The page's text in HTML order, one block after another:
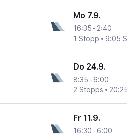
Mo 7.9.
16:35 - 2:40
1 Stopp
9:05
Do 24.9.
8:35 - 6:00
2 Stopps
Fr 11.9.
16:30 - 6:00